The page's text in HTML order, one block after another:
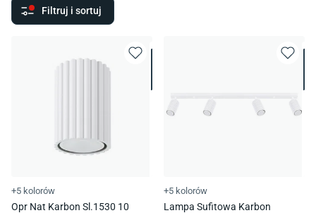
Filtruj i sortuj
+5 kolorów
Opr Nat Karbon Sl.1530 10
+5 kolorów
Lampa Sufitowa Karbon